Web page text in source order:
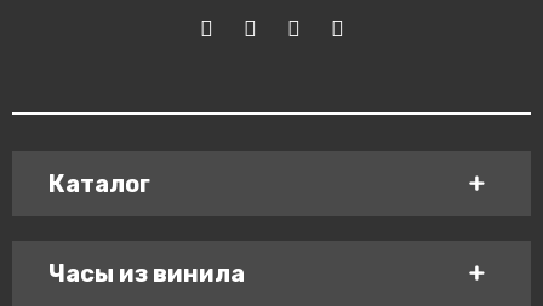
Каталог
Часы из винила